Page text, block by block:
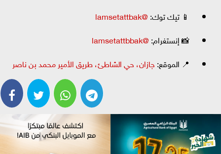
📱 تيك توك: @lamsetattbak
📸 إنستغرام: @lamsetattbbak
📍 الموقع: جازان، حي الشاطئ، طريق الأمير محمد بن ناصر